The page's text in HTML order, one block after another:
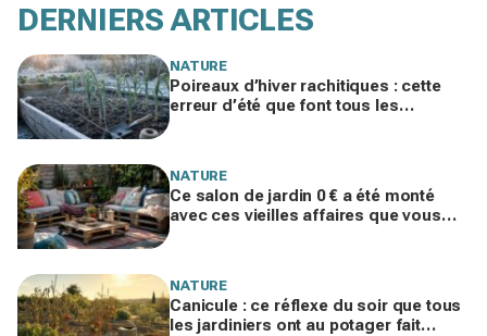
DERNIERS ARTICLES
NATURE
Poireaux d’hiver rachitiques : cette
erreur d’été que font tous les
NATURE
Ce salon de jardin 0 € a été monté
avec ces vieilles affaires que vous
NATURE
Canicule : ce réflexe du soir que tous
les jardiniers ont au potager fait